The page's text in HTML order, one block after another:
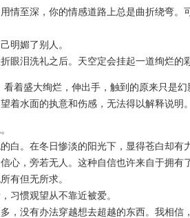
至深，你的情感道路上总是曲折绕弯。
媚了别人。
泪洗礼之后。天空定会挂起一道绚烂的彩
盛大绚烂，伸出手，触到的原来只是幻
着水面的执意和伤感，无法得以解释说明
。在冬日惨淡的阳光下，显得苍白却有力
，旁若无人。这种自信也许来自于拥有
有但无所求。
惯观望从不靠近被爱。
没有办法穿越想去超越的东西。我相信